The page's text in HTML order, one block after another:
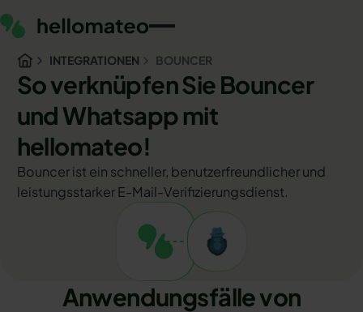
INTEGRATIONEN BOUNCER
So verknüpfen Sie Bouncer
und Whatsapp mit
hellomateo!
Bouncer ist ein schneller, benutzerfreundlicher und
leistungsstarker E-Mail-Verifizierungsdienst.
Anwendungsfälle von